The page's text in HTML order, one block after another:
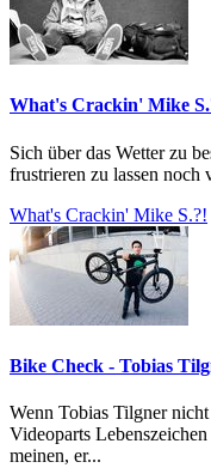
What's Crackin' Mike
Sich über das Wetter zu
frustrieren zu lassen noch
What's Crackin' Mike S.?!
Bike Check - Tobias
Wenn Tobias Tilgner
Videoparts
meinen, er...